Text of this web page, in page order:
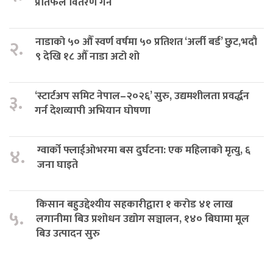
२.
नाडाको ५० औँ स्वर्ण वर्षमा ५० प्रतिशत ‘अर्ली बर्ड’ छुट,भदौ
९ देखि १८ औँ नाडा अटो शो
३.
‘स्टार्टअप समिट नेपाल–२०२६’ सुरु, उद्यमशीलता प्रवर्द्धन
गर्न देशव्यापी अभियान घोषणा
४.
ग्वार्को फ्लाईओभरमा बस दुर्घटना: एक महिलाको मृत्यु, ६
जना घाइते
५.
किसान बहुउद्देश्यीय सहकारीद्वारा १ करोड ४१ लाख
लगानीमा बिउ प्रशोधन उद्योग सञ्चालन, १४० बिघामा मूल
बिउ उत्पादन सुरु